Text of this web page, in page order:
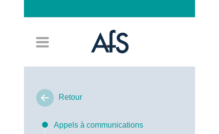
Retour
Appels à communications